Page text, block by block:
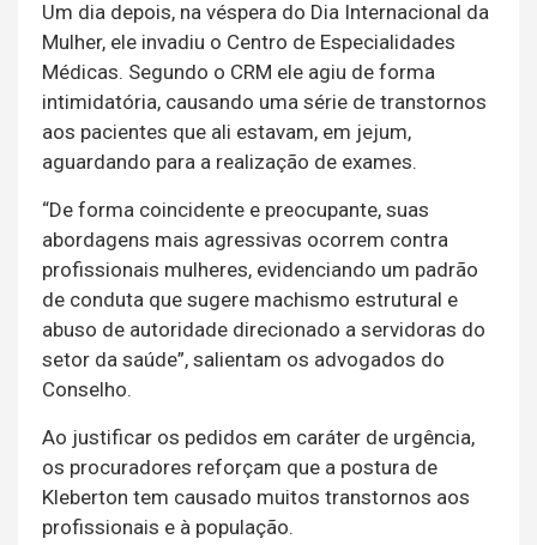
Um dia depois, na véspera do Dia Internacional da
Mulher, ele invadiu o Centro de Especialidades
Médicas. Segundo o CRM ele agiu de forma
intimidatória, causando uma série de transtornos
aos pacientes que ali estavam, em jejum,
aguardando para a realização de exames.
“De forma coincidente e preocupante, suas
abordagens mais agressivas ocorrem contra
profissionais mulheres, evidenciando um padrão
de conduta que sugere machismo estrutural e
abuso de autoridade direcionado a servidoras do
setor da saúde”, salientam os advogados do
Conselho.
Ao justificar os pedidos em caráter de urgência,
os procuradores reforçam que a postura de
Kleberton tem causado muitos transtornos aos
profissionais e à população.